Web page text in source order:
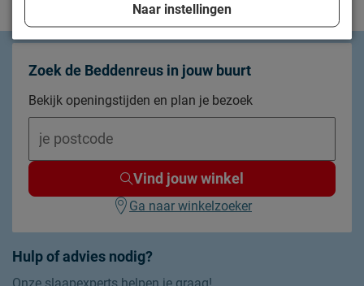
Hulp of advies nodig?
Zoek de Beddenreus in jouw buurt
Bekijk openingstijden en plan je bezoek
Vind jouw winkel
Ga naar winkelzoeker
Naar instellingen